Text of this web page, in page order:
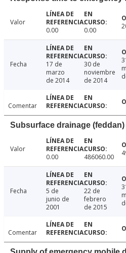
Valor
0.00
0.00
Fecha
17 de
marzo
de 2014
30 de
noviembre
de 2014
Comentar
Subsurface drainage (feddan)
Valor
0.00
486060.00
Fecha
5 de
junio de
2001
22 de
febrero
de 2015
Comentar